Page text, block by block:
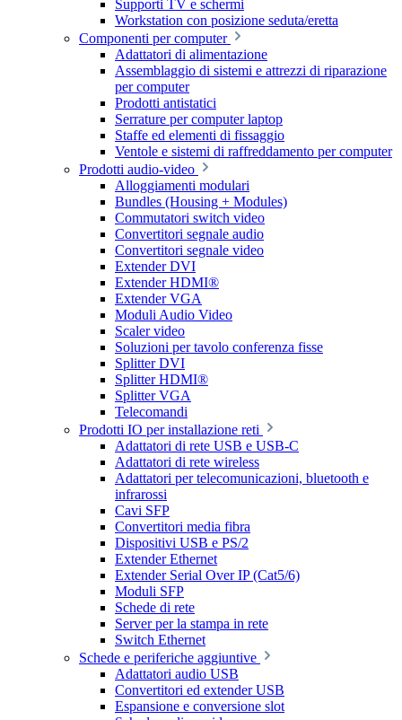
Supporti TV e schermi
Workstation con posizione seduta/eretta
Componenti per computer
Adattatori di alimentazione
Assemblaggio di sistemi e attrezzi di riparazione
per computer
Prodotti antistatici
Serrature per computer laptop
Staffe ed elementi di fissaggio
Ventole e sistemi di raffreddamento per computer
Prodotti audio-video
Alloggiamenti modulari
Bundles (Housing + Modules)
Commutatori switch video
Convertitori segnale audio
Convertitori segnale video
Extender DVI
Extender HDMI®
Extender VGA
Moduli Audio Video
Scaler video
Soluzioni per tavolo conferenza fisse
Splitter DVI
Splitter HDMI®
Splitter VGA
Telecomandi
Prodotti IO per installazione reti
Adattatori di rete USB e USB-C
Adattatori di rete wireless
Adattatori per telecomunicazioni, bluetooth e
infrarossi
Cavi SFP
Convertitori media fibra
Dispositivi USB e PS/2
Extender Ethernet
Extender Serial Over IP (Cat5/6)
Moduli SFP
Schede di rete
Server per la stampa in rete
Switch Ethernet
Schede e periferiche aggiuntive
Adattatori audio USB
Convertitori ed extender USB
Espansione e conversione slot